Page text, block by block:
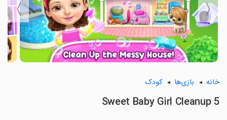
〈
〉
خانه بازی‌ها کودک
Sweet Baby Girl Cleanup 5